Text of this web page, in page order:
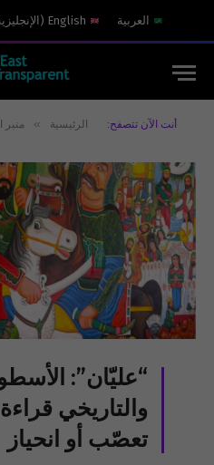
العربية English
(
أنت الآن تتصفح: الرئيسية »
“عليّان”:
والتاريخي
تعصّب أو انحياز